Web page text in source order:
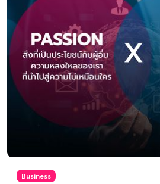
Business